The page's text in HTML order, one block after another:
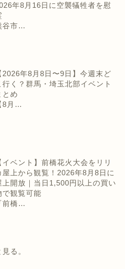
年8月16日に空襲犠牲者を慰
谷市…
2026年8月8日〜9日】今週末ど
行く？群馬・埼玉北部イベント
とめ
8月…
イベント】前橋花火大会をリリ
屋上から観覧！2026年8月8日に
上開放｜当日1,500円以上の買い
で観覧可能
前橋…
る。